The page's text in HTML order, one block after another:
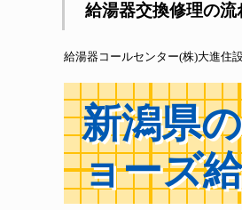
給湯器交換修理の流
給湯器コールセンター(株)大進住
新潟県
ョーズ